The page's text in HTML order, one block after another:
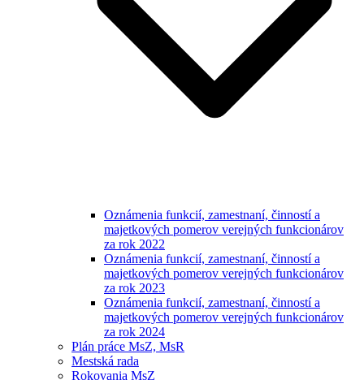
Oznámenia funkcií, zamestnaní, činností a
majetkových pomerov verejných funkcionárov
za rok 2022
Oznámenia funkcií, zamestnaní, činností a
majetkových pomerov verejných funkcionárov
za rok 2023
Oznámenia funkcií, zamestnaní, činností a
majetkových pomerov verejných funkcionárov
za rok 2024
Plán práce MsZ, MsR
Mestská rada
Rokovania MsZ